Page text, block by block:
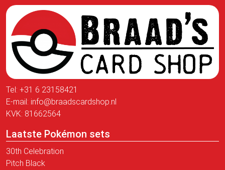
Tel: +31 6 23158421
E-mail: info@braadscardshop.nl
KVK: 81662564
Laatste Pokémon sets
30th Celebration
Pitch Black